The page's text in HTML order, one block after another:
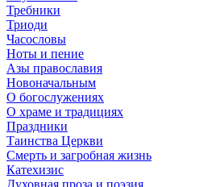
Требники
Триоди
Часословы
Ноты и пение
Азы православия
Новоначальным
О богослужениях
О храме и традициях
Праздники
Таинства Церкви
Смерть и загробная жизнь
Катехизис
Духовная проза и поэзия